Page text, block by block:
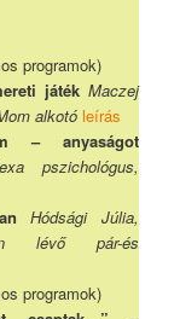
programok)
játék Maczej
alkotó leírás
– anyaságot
pszichológus,
Hódsági Júlia,
lévő pár-és
programok)